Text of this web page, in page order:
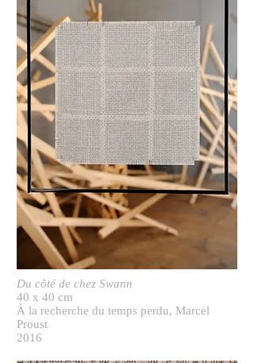
Du côté de chez Swann
40 x 40 cm
À la recherche du temps perdu, Marcel
Proust
2016